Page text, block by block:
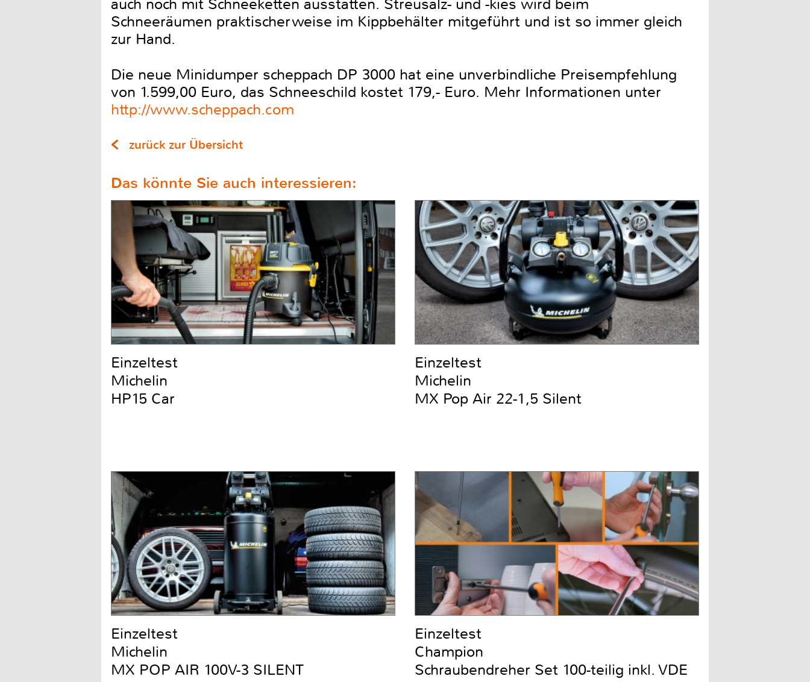
auch noch mit Schneeketten ausstatten. Streusalz- und -kies wird beim
Schneeräumen praktischerweise im Kippbehälter mitgeführt und ist so immer gleich
zur Hand.
Die neue Minidumper scheppach DP 3000 hat eine unverbindliche Preisempfehlung
von 1.599,00 Euro, das Schneeschild kostet 179,- Euro. Mehr Informationen unter
http://www.scheppach.com
zurück zur Übersicht
Das könnte Sie auch interessieren:
Einzeltest
Michelin
HP15 Car
Einzeltest
Michelin
MX Pop Air 22-1,5 Silent
Einzeltest
Michelin
MX POP AIR 100V-3 SILENT
Einzeltest
Champion
Schraubendreher Set 100-teilig inkl. VDE